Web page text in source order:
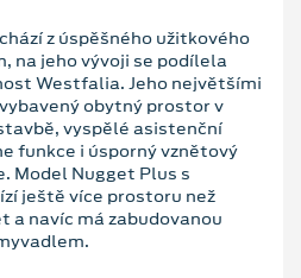
z úspěšného užitkového
na jeho vývoji se podílela
Westfalia. Jeho největšími
obytný prostor v
vyspělé asistenční
funkce i úsporný vznětový
Model Nugget Plus s
ještě více prostoru než
a navíc má zabudovanou